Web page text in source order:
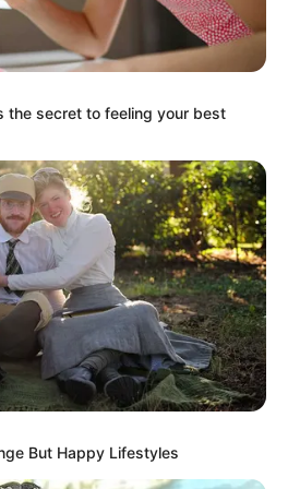
Mute
STAYC_official)
the secret to feeling your best
But Happy Lifestyles